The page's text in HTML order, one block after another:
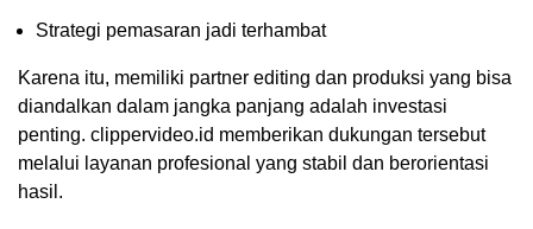
Strategi pemasaran jadi terhambat
Karena itu, memiliki partner editing dan produksi yang bisa
diandalkan dalam jangka panjang adalah investasi
penting. clippervideo.id memberikan dukungan tersebut
melalui layanan profesional yang stabil dan berorientasi
hasil.